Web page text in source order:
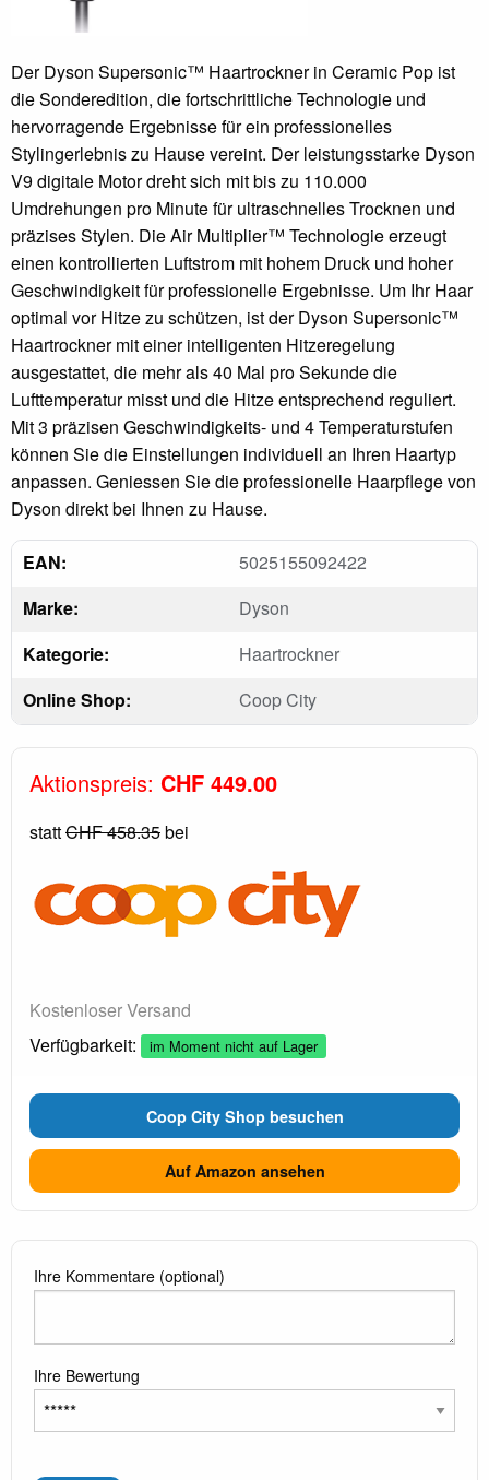
Der Dyson Supersonic™ Haartrockner in Ceramic Pop ist
die Sonderedition, die fortschrittliche Technologie und
hervorragende Ergebnisse für ein professionelles
Stylingerlebnis zu Hause vereint. Der leistungsstarke Dyson
V9 digitale Motor dreht sich mit bis zu 110.000
Umdrehungen pro Minute für ultraschnelles Trocknen und
präzises Stylen. Die Air Multiplier™ Technologie erzeugt
einen kontrollierten Luftstrom mit hohem Druck und hoher
Geschwindigkeit für professionelle Ergebnisse. Um Ihr Haar
optimal vor Hitze zu schützen, ist der Dyson Supersonic™
Haartrockner mit einer intelligenten Hitzeregelung
ausgestattet, die mehr als 40 Mal pro Sekunde die
Lufttemperatur misst und die Hitze entsprechend reguliert.
Mit 3 präzisen Geschwindigkeits- und 4 Temperaturstufen
können Sie die Einstellungen individuell an Ihren Haartyp
anpassen. Geniessen Sie die professionelle Haarpflege von
Dyson direkt bei Ihnen zu Hause.
EAN:
5025155092422
Marke:
Dyson
Kategorie:
Haartrockner
Online Shop:
Coop City
Aktionspreis: CHF 449.00
stattCHF 458.35bei
Kostenloser Versand
Verfügbarkeit:
im Moment nicht auf Lager
Coop City Shop besuchen
Auf Amazon ansehen
Ihre Kommentare (optional)
Ihre Bewertung